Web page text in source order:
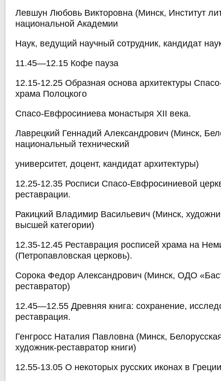
Левшун Любовь Викторовна (Минск, Институт
национальной Академии
Наук, ведущий научный сотрудник, кандидат
11.45—12.15 Кофе пауза
12.15-12.25 Образная основа архитектуры
храма Полоцкого
Спасо-Евфросиниева монастыря XII века.
Лаврецкий Геннадий Александрович (Минск,
национальный технический
университет, доцент, кандидат архитектуры)
12.25-12.35 Росписи Спасо-Евфросиниевой
реставрации.
Ракицкий Владимир Васильевич (Минск,
высшей категории)
12.35-12.45 Реставрация росписей храма на
(Петропавловская церковь).
Сорока Федор Александрович (Минск, ОДО
реставратор)
12.45—12.55 Древняя книга: сохранение,
реставрация.
Генгросс Наталия Павловна (Минск,
художник-реставратор книги)
12.55-13.05 О некоторых русских иконах в